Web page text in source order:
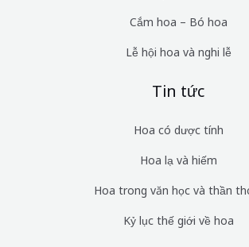
Cắm hoa – Bó hoa
Lễ hội hoa và nghi lễ
Tin tức
Hoa có dược tính
Hoa lạ và hiếm
Hoa trong văn học và thần
Kỷ lục thế giới về hoa